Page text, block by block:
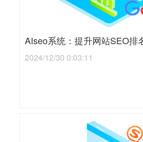
AIseo系统：提升网站SEO排
2024/12/30 0:03:11